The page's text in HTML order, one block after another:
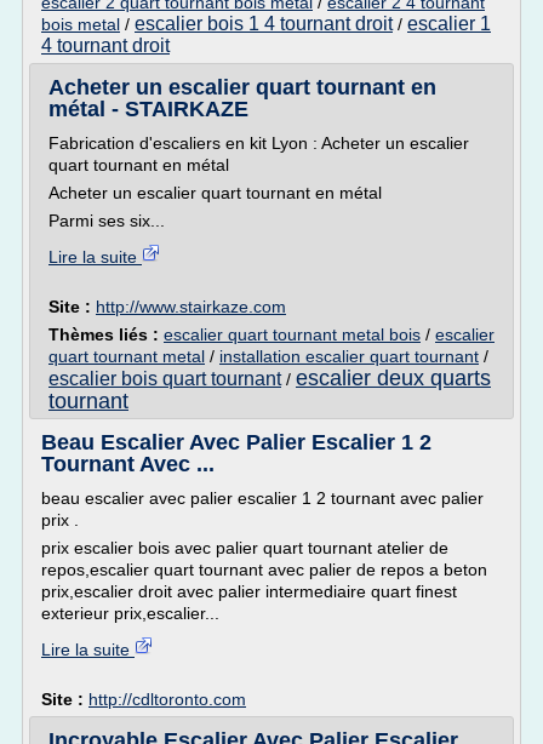
bois metal / escalier bois 1 4 tournant droit/ escalier 1
4 tournant droit
Acheter un escalier quart tournant en
métal - STAIRKAZE
Fabrication d'escaliers en kit Lyon : Acheter un escalier
quart tournant en métal
Acheter un escalier quart tournant en métal
Parmi ses six...
Lire la suite
Site : http://www.stairkaze.com
Thèmes liés : escalier quart tournant metal bois / escalier
quart tournant metal / installation escalier quart tournant /
escalier bois quart tournant/ escalier deux quarts
tournant
Beau Escalier Avec Palier Escalier 1 2
Tournant Avec ...
beau escalier avec palier escalier 1 2 tournant avec palier
prix .
prix escalier bois avec palier quart tournant atelier de
repos,escalier quart tournant avec palier de repos a beton
prix,escalier droit avec palier intermediaire quart finest
exterieur prix,escalier...
Lire la suite
Site : http://cdltoronto.com